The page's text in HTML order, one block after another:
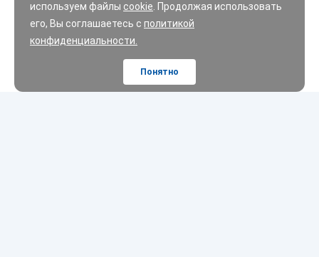
используем файлы cookie . Продолжая использовать
его, Вы соглашаетесь с политикой
конфиденциальности.
Понятно